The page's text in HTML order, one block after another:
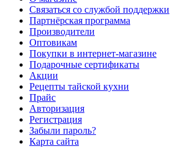
Связаться со службой поддержки
Партнёрская программа
Производители
Оптовикам
Покупки в интернет-магазине
Подарочные сертификаты
Акции
Рецепты тайской кухни
Прайс
Авторизация
Регистрация
Забыли пароль?
Карта сайта